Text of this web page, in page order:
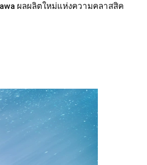
ผลผลิตใหม่แห่งความคลาสสิค